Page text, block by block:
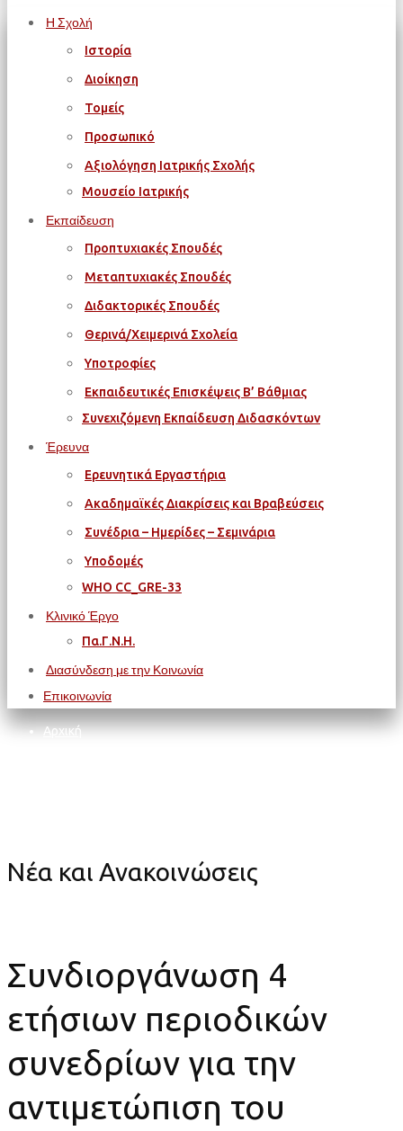
Η Σχολή
Ιστορία
Διοίκηση
Τομείς
Προσωπικό
Αξιολόγηση Ιατρικής Σχολής
Μουσείο Ιατρικής
Εκπαίδευση
Προπτυχιακές Σπουδές
Μεταπτυχιακές Σπουδές
Διδακτορικές Σπουδές
Θερινά/Χειμερινά Σχολεία
Υποτροφίες
Εκπαιδευτικές Επισκέψεις Β’ Βάθμιας
Συνεχιζόμενη Εκπαίδευση Διδασκόντων
Έρευνα
Ερευνητικά Εργαστήρια
Ακαδημαϊκές Διακρίσεις και Βραβεύσεις
Συνέδρια – Ημερίδες – Σεμινάρια
Υποδομές
WΗΟ CC_GRE-33
Κλινικό Έργο
Πα.Γ.Ν.Η.
Διασύνδεση με την Κοινωνία
Επικοινωνία
Αρχική
Νέα και Ανακοινώσεις
Συνδιοργάνωση 4
ετήσιων περιοδικών
συνεδρίων για την
αντιμετώπιση του